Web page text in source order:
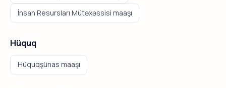
İnsan Resursları Mütəxəssisi maaşı
Hüquq
Hüquqşünas maaşı